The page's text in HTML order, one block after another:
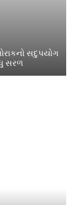
સદુપયોગ
સરળ